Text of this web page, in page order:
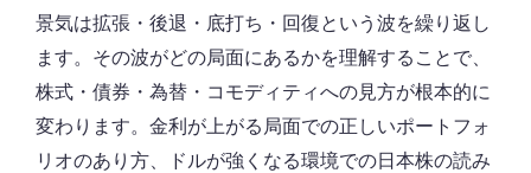
景気は拡張・後退・底打ち・回復という波を繰り返し
ます。その波がどの局面にあるかを理解することで、
株式・債券・為替・コモディティへの見方が根本的に
変わります。金利が上がる局面での正しいポートフォ
リオのあり方、ドルが強くなる環境での日本株の読み